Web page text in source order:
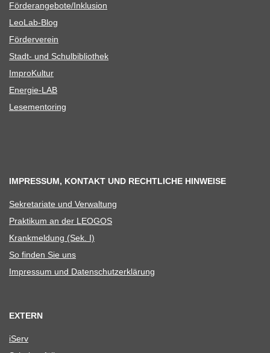
Förderangebote/​​Inklusion
Leo­Lab-Blog
För­der­ver­ein
Stadt- und Schulbibliothek
Impro­Kul­tur
Ener­­gie-LAB
Lese­men­to­ring
IMPRESSUM, KONTAKT UND RECHTLICHE HINWEISE
Sekre­ta­riate und Verwaltung
Prak­ti­kum an der LEOGOS
Krank­mel­dung (Sek. I)
So fin­den Sie uns
Impres­sum und Datenschutzerklärung
EXTERN
iServ